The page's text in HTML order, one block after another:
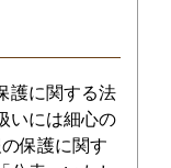
護に関する法
いには細心の
保護に関す